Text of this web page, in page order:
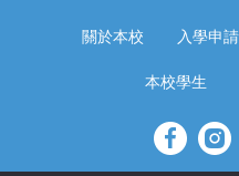
關於本校 入學申請
本校學生